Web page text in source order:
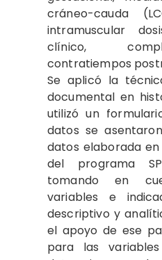
cráneo-cauda
intramuscular
clínico,
contratiempos
Se aplicó la
documental en
utilizó un
datos se
datos elaborada
del programa
tomando en
variables e
descriptivo y
el apoyo de ese
para las